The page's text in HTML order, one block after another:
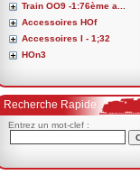
Train OO9 -1:76ème a...
Accessoires HOf
Accessoires I - 1;32
HOn3
Recherche Rapide
Entrez un mot-clef :